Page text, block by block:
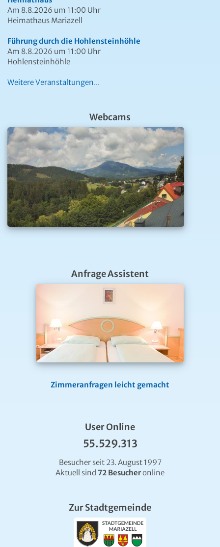
Am 8.8.2026 um 11:00 Uhr
Heimathaus Mariazell
Führung durch die Hohlensteinhöhle
Am 8.8.2026 um 11:00 Uhr
Hohlensteinhöhle
Weitere Veranstaltungen...
Webcams
Anfrage Assistent
Zimmeranfragen leicht gemacht
User Online
55.529.313
Besucher seit 23. August 1997
Aktuell sind 72 Besucheronline
Zur Stadtgemeinde